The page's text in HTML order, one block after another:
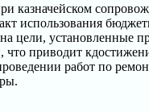
казначейском
использования
цели, установленные
что приводит
работ по